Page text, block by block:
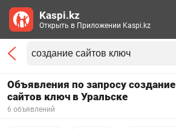
Объявления по запросу создание
сайтов ключ в Уральске
6 объявлений
Kaspi.kz
Открыть в Приложении Kaspi.kz